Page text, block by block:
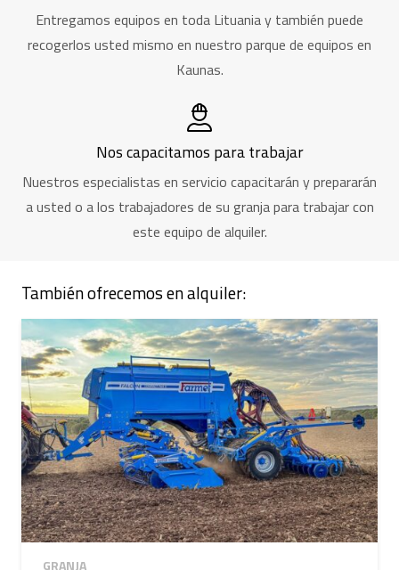
Entregamos equipos en toda Lituania y también puede
recogerlos usted mismo en nuestro parque de equipos en
Kaunas.
Nos capacitamos para trabajar
Nuestros especialistas en servicio capacitarán y prepararán
a usted o a los trabajadores de su granja para trabajar con
este equipo de alquiler.
También ofrecemos en alquiler:
GRANJA